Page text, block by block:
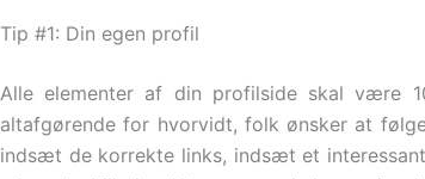
Tip #1: Din egen profil
Alle elementer af din profilside skal være
altafgørende for hvorvidt, folk ønsker at
indsæt de korrekte links, indsæt et